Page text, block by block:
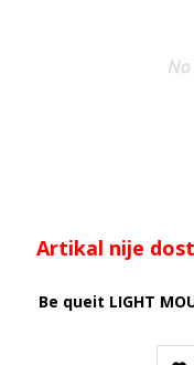
Artikal nije
Be queit LIGHT